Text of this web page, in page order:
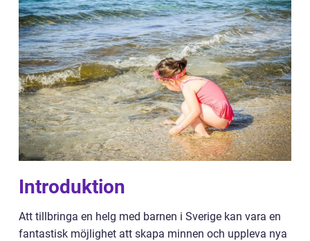
Introduktion
Att tillbringa en helg med barnen i Sverige kan vara en
fantastisk möjlighet att skapa minnen och uppleva nya